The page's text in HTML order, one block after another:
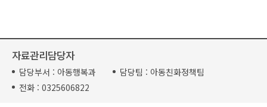
자료관리담당자
담당부서 : 아동행복과 담당팀 : 아동친화정책팀
전화 : 0325606822